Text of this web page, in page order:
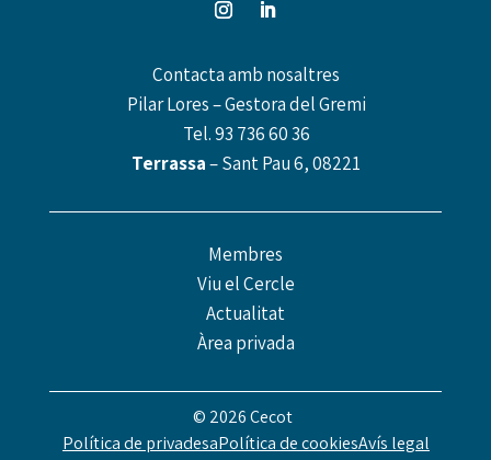
Contacta amb nosaltres
Pilar Lores – Gestora del Gremi
Tel.93 736 60 36
Terrassa– Sant Pau 6, 08221
Membres
Viu el Cercle
Actualitat
Àrea privada
© 2026 Cecot
Política de privadesaPolítica de cookiesAvís legal